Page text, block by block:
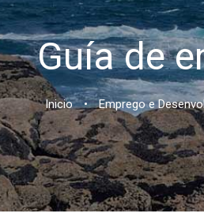
Guía de
Inicio • Emprego e